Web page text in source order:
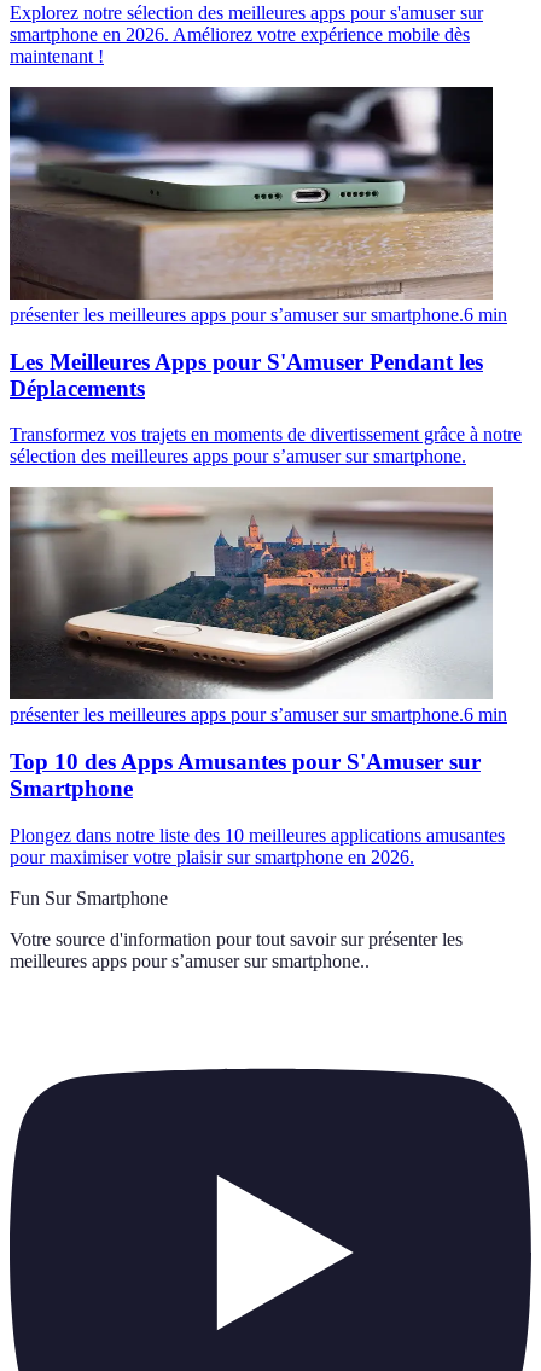
Explorez notre sélection des meilleures apps pour s'amuser sur
smartphone en 2026. Améliorez votre expérience mobile dès
maintenant !
présenter les meilleures apps pour s’amuser sur smartphone.6 min
Les Meilleures Apps pour S'Amuser Pendant les
Déplacements
Transformez vos trajets en moments de divertissement grâce à notre
sélection des meilleures apps pour s’amuser sur smartphone.
présenter les meilleures apps pour s’amuser sur smartphone.6 min
Top 10 des Apps Amusantes pour S'Amuser sur
Smartphone
Plongez dans notre liste des 10 meilleures applications amusantes
pour maximiser votre plaisir sur smartphone en 2026.
Fun Sur Smartphone
Votre source d'information pour tout savoir sur présenter les
meilleures apps pour s’amuser sur smartphone..